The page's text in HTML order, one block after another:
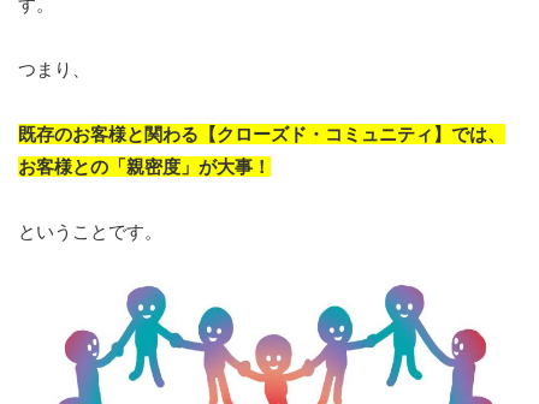
す。
つまり、
既存のお客様と関わる【クローズド・コミュニティ】では、
お客様との「親密度」が大事！
ということです。